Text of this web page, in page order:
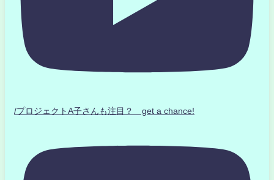
/プロジェクトA子さんも注目？ get a chance!